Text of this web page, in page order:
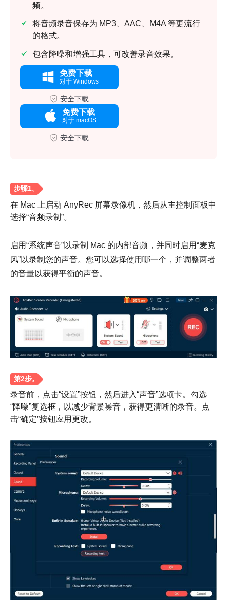
频。
将音频录音保存为 MP3、AAC、M4A 等更流行
的格式。
包含降噪和增强工具，可改善录音效果。
免费下载
对于 Windows
安全下载
免费下载
对于 macOS
安全下载
步骤1。
在 Mac 上启动 AnyRec 屏幕录像机，然后从主控制面板中
选择“音频录制”。
启用“系统声音”以录制 Mac 的内部音频，并同时启用“麦克
风”以录制您的声音。您可以选择使用哪一个，并调整两者
的音量以获得平衡的声音。
录音前，点击“设置”按钮，然后进入“声音”选项卡。勾选
“降噪”复选框，以减少背景噪音，获得更清晰的录音。点
击“确定”按钮应用更改。